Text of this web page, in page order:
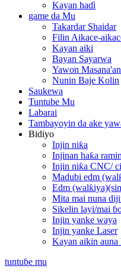
Kayan haɗi
game da Mu
Takardar Shaidar
Filin Aikace-
Kayan aiki
Bayan Sayarwa
Yawon
Nunin Baje Kolin
Saukewa
Tuntube Mu
Labarai
Tambayoyin da ake
Bidiyo
Injin niƙa
Injinan haƙa
Injin niƙa CNC/
Madubi edm
Edm
Mita mai nuna
Sikelin layi/mai
Injin yanke waya
Injin yanke Laser
Kayan aikin auna
tuntuɓe mu